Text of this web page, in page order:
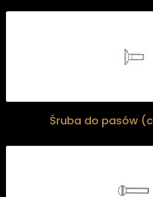
Śruba do pasów